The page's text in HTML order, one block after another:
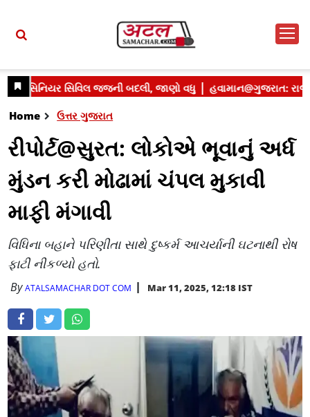
Home ઉત્તર ગુજરાત
રીપોર્ટ@સુરત: લોકોએ ભૂવાનું અર્ધ
મુંડન કરી મોઢામાં ચંપલ મુકાવી
માફી મંગાવી
વિધિના બહાને પરિણીતા સાથે દુષ્કર્મ આચર્યાની ઘટનાથી રોષ
ફાટી નીકળ્યો હતો.
ByATALSAMACHAR DOT COM Mar 11, 2025, 12:18 IST